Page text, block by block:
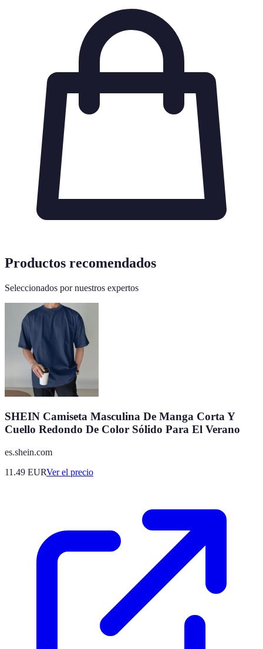
Productos recomendados
Seleccionados por nuestros expertos
SHEIN Camiseta Masculina De Manga Corta Y
Cuello Redondo De Color Sólido Para El Verano
es.shein.com
11.49 EURVer el precio